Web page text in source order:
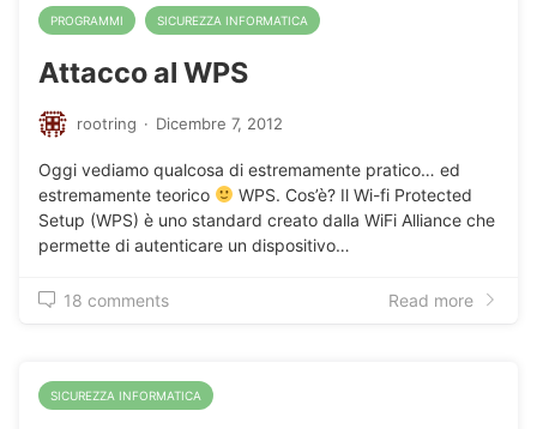
PROGRAMMI SICUREZZA INFORMATICA
Attacco al WPS
rootring · Dicembre 7, 2012
Oggi vediamo qualcosa di estremamente pratico… ed
estremamente teorico
WPS. Cos’è? Il Wi-fi Protected
Setup (WPS) è uno standard creato dalla WiFi Alliance che
permette di autenticare un dispositivo…
18 comments Read more
SICUREZZA INFORMATICA